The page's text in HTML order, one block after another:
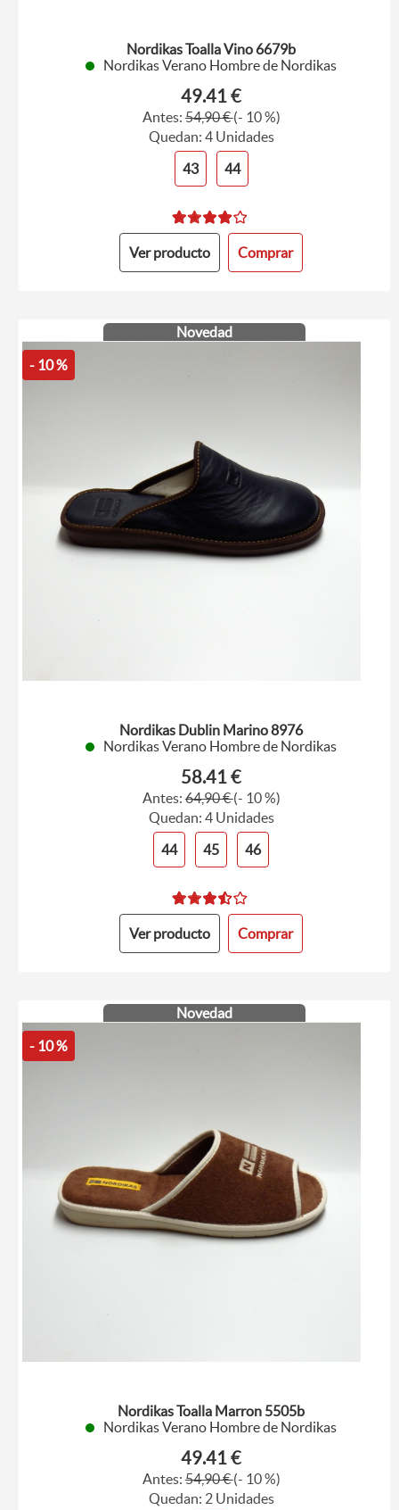
Nordikas Toalla Vino 6679b
Nordikas Verano Hombre de Nordikas
49.41 €
Antes:54,90 €(- 10 %)
Quedan: 4 Unidades
43
44
Ver producto Comprar
Novedad
- 10 %
Nordikas Dublin Marino 8976
Nordikas Verano Hombre de Nordikas
58.41 €
Antes:64,90 €(- 10 %)
Quedan: 4 Unidades
44
45 46
Ver producto Comprar
Novedad
- 10 %
Nordikas Toalla Marron 5505b
Nordikas Verano Hombre de Nordikas
49.41 €
Antes:54,90 €(- 10 %)
Quedan: 2 Unidades